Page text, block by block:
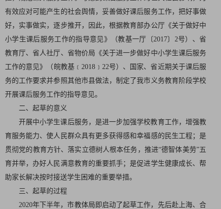
有效应对可能产生的社会舆情，妥善做好课后服务工作，把好事做
好，实事做实，逐步推开，因此，根据教育部办公厅《关于做好中
小学生课后服务工作的指导意见》（教基一厅〔2017〕2号）、省
教育厅、省人社厅、省物价局《关于进一步做好中小学生课后服务
工作的意见》（皖教基﹝2018﹞22号）、国家、省近期关于课后服
务的工作要求并参照其他市县做法，制定了我市义务教育阶段学校
开展课后服务工作的指导意见。
二、起草的意义
开展中小学生课后服务，是进一步加强学校教育工作，增强教
育服务能力、使人民群众具有更多获得感和幸福感的民生工程；是
贯彻党的教育方针、落实立德树人根本任务，推进“德智体美劳”五
育并举，办好人民满意教育的重要抓手；是促进学生健康成长、帮
助家长解决按时接送学生困难的重要举措。
三、起草的过程
2020年下半年，市教体局即启动了起草工作，先后赴上海、合